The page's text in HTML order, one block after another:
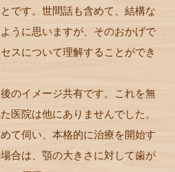
です。世間話も含めて、結構な
うに思いますが、そのおかげで
スについて理解することができ
のイメージ共有です。これを無
医院は他にありませんでした。
て伺い、本格的に治療を開始す
合は、顎の大きさに対して歯が